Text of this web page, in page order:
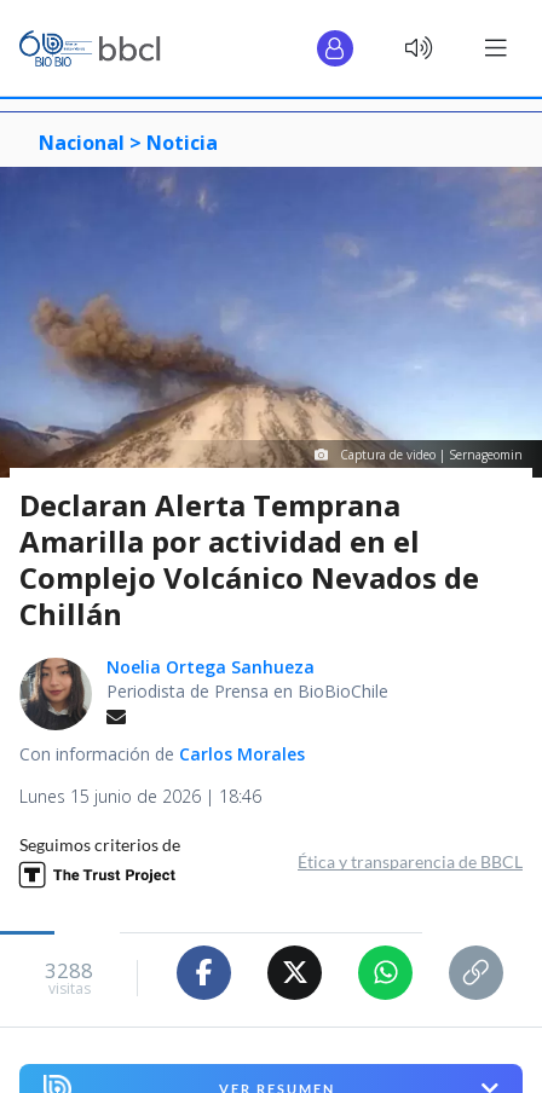
Nacional > Noticia
Captura de video | Sernageomin
Declaran Alerta Temprana
Amarilla por actividad en el
Complejo Volcánico Nevados de
Chillán
Noelia Ortega Sanhueza
Periodista de Prensa en BioBioChile
Con información de Carlos Morales
Lunes 15 junio de 2026 | 18:46
Seguimos criterios de
Ética y transparencia de BBCL
3288
visitas
VER RESUMEN